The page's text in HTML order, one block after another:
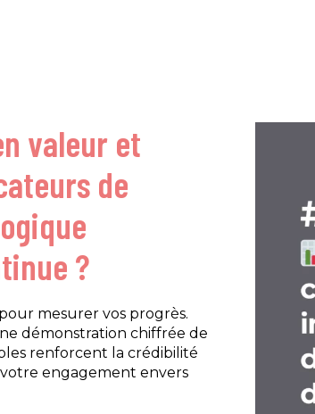
valeur et
de
?
mesurer vos progrès.
démonstration chiffrée de
renforcent la crédibilité
engagement envers